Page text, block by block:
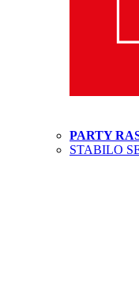
PARTY
STABILO